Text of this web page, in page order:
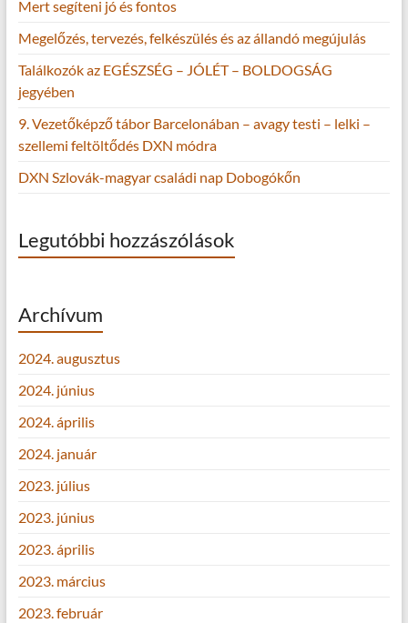
Mert segíteni jó és fontos
Megelőzés, tervezés, felkészülés és az állandó megújulás
Találkozók az EGÉSZSÉG – JÓLÉT – BOLDOGSÁG
jegyében
9. Vezetőképző tábor Barcelonában – avagy testi – lelki –
szellemi feltöltődés DXN módra
DXN Szlovák-magyar családi nap Dobogókőn
Legutóbbi hozzászólások
Archívum
2024. augusztus
2024. június
2024. április
2024. január
2023. július
2023. június
2023. április
2023. március
2023. február